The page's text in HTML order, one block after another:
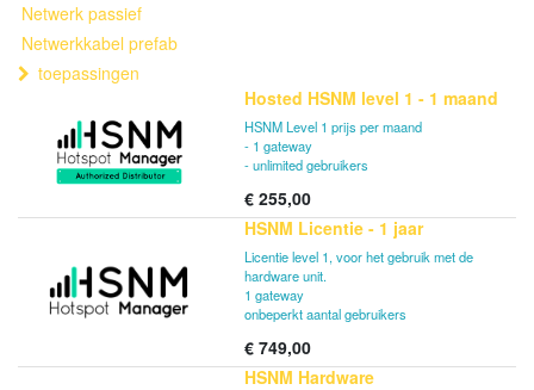
Netwerk passief
Netwerkkabel prefab
toepassingen
Hosted HSNM level 1 - 1 maand
HSNM Level 1 prijs per maand
- 1 gateway
- unlimited gebruikers
€ 255,00
HSNM Licentie - 1 jaar
Licentie level 1, voor het gebruik met de
hardware unit.
1 gateway
onbeperkt aantal gebruikers
€ 749,00
HSNM Hardware